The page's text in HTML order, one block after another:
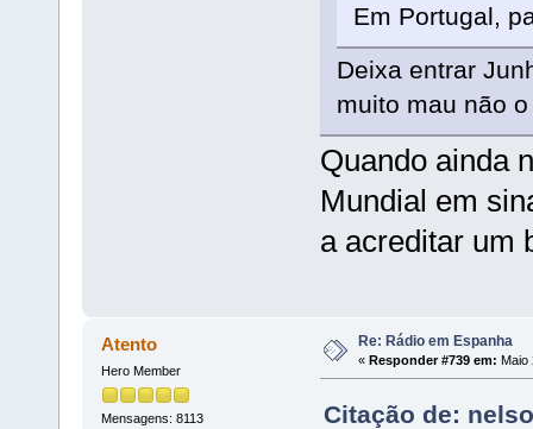
Em Portugal,
Deixa entrar
muito mau não
Quando ainda
Mundial em
a acreditar um
Atento
Hero Member
Mensagens: 8113
Re: Rádio em Espanha
« Responder #739 em: Maio
Citação de: